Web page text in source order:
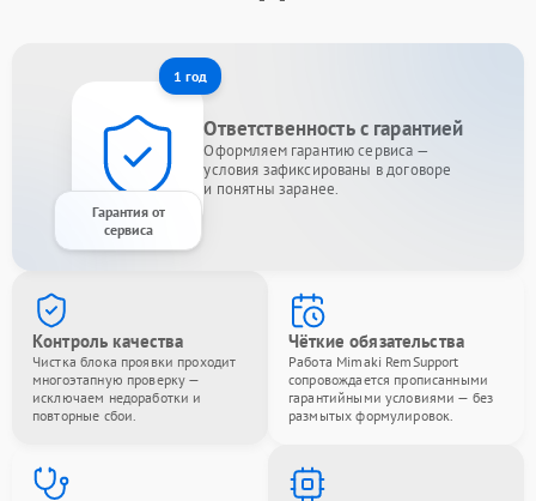
1 год
Гарантия от
сервиса
Ответственность с гарантией
Оформляем гарантию сервиса —
условия зафиксированы в договоре
и понятны заранее.
Контроль качества
Чистка блока проявки проходит
многоэтапную проверку —
исключаем недоработки и
повторные сбои.
Чёткие обязательства
Работа Mimaki RemSupport
сопровождается прописанными
гарантийными условиями — без
размытых формулировок.